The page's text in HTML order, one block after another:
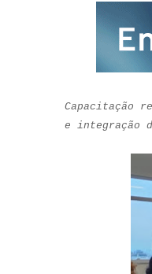
Capacitação
e integração